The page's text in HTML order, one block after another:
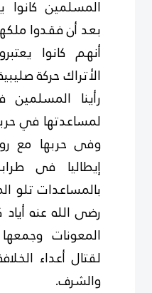
المسلمين كانوا
بعد أن فقدوا
أنهم كانوا
الأتراك حركة
رأينا
لمساعدتها في
وفى حربها مع
إيطاليا فى
بالمساعدات تلو
رضى الله عنه
المعونات
لقتال أعداء
والشرف.